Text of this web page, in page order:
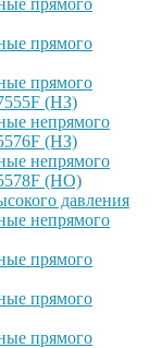
прямого
прямого
прямого
(НЗ)
непрямого
(НЗ)
непрямого
(НО)
давления
непрямого
прямого
прямого
прямого